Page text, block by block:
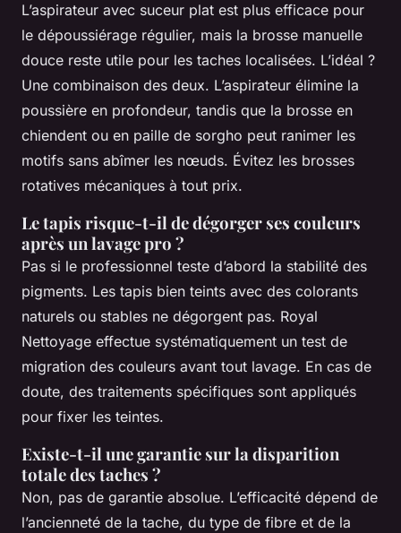
L’aspirateur avec suceur plat est plus efficace pour
le dépoussiérage régulier, mais la brosse manuelle
douce reste utile pour les taches localisées. L’idéal ?
Une combinaison des deux. L’aspirateur élimine la
poussière en profondeur, tandis que la brosse en
chiendent ou en paille de sorgho peut ranimer les
motifs sans abîmer les nœuds. Évitez les brosses
rotatives mécaniques à tout prix.
Le tapis risque-t-il de dégorger ses couleurs
après un lavage pro ?
Pas si le professionnel teste d’abord la stabilité des
pigments. Les tapis bien teints avec des colorants
naturels ou stables ne dégorgent pas. Royal
Nettoyage effectue systématiquement un test de
migration des couleurs avant tout lavage. En cas de
doute, des traitements spécifiques sont appliqués
pour fixer les teintes.
Existe-t-il une garantie sur la disparition
totale des taches ?
Non, pas de garantie absolue. L’efficacité dépend de
l’ancienneté de la tache, du type de fibre et de la